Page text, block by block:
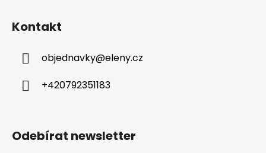
Kontakt
objednavky@eleny.cz
+420792351183
Odebírat newsletter